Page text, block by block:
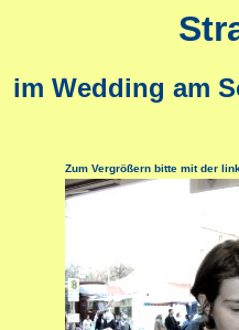
im Wedding am
Zum Vergrößern bitte mit der